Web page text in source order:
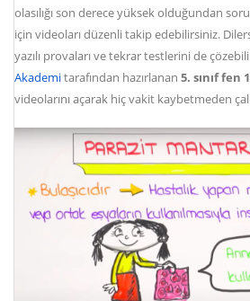
olasılığı son derece yüksek olduğundan
için videoları düzenli takip edebilirsiniz.
yazılı provaları ve tekrar testlerini de
Akademitarafından hazırlanan 5. sınıf fen
videolarını açarak hiç vakit kaybetmeden